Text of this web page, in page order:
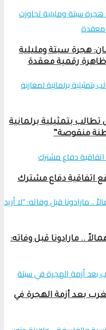
هجرة سبتة ومليلية
رقمية معقدة
بتمثيلية برلمانية
منقوصة”
اتفاقية دفاع مشترك
.. مارادونا قبل وفاته:
بعد أزمة الهجرة في